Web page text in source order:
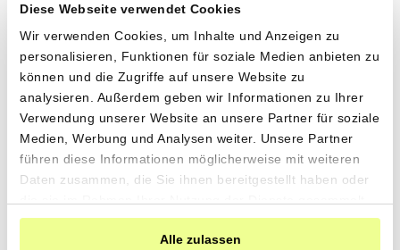
Diese Webseite verwendet Cookies
Wir verwenden Cookies, um Inhalte und Anzeigen zu
personalisieren, Funktionen für soziale Medien anbieten zu
können und die Zugriffe auf unsere Website zu
analysieren. Außerdem geben wir Informationen zu Ihrer
Verwendung unserer Website an unsere Partner für soziale
Medien, Werbung und Analysen weiter. Unsere Partner
führen diese Informationen möglicherweise mit weiteren
Daten zusammen, die Sie ihnen bereitgestellt haben oder
haben.
Alle zulassen
Weizen, die Kraft sonnengereifter Oliven und
die Reinheit unserer Bio-Weine. Für einen
Feierabend voller Energie und ohne
Kompromisse. «Manzanilla» Oliven mit
Bergkräuternvon Tierra y Libertad aus
Fuenteheridos,
Andalusien280gCHF 6.90CHF 2.46 pro 100gIn
den Warenkorb«Manzanilla» Oliven naturevon
Tierra y Libertad aus Fuenteheridos,
Andalusien280gCHF 6.90CHF 2.46 pro 100gIn
den WarenkorbOlivenöl «Arbequina» Extra…